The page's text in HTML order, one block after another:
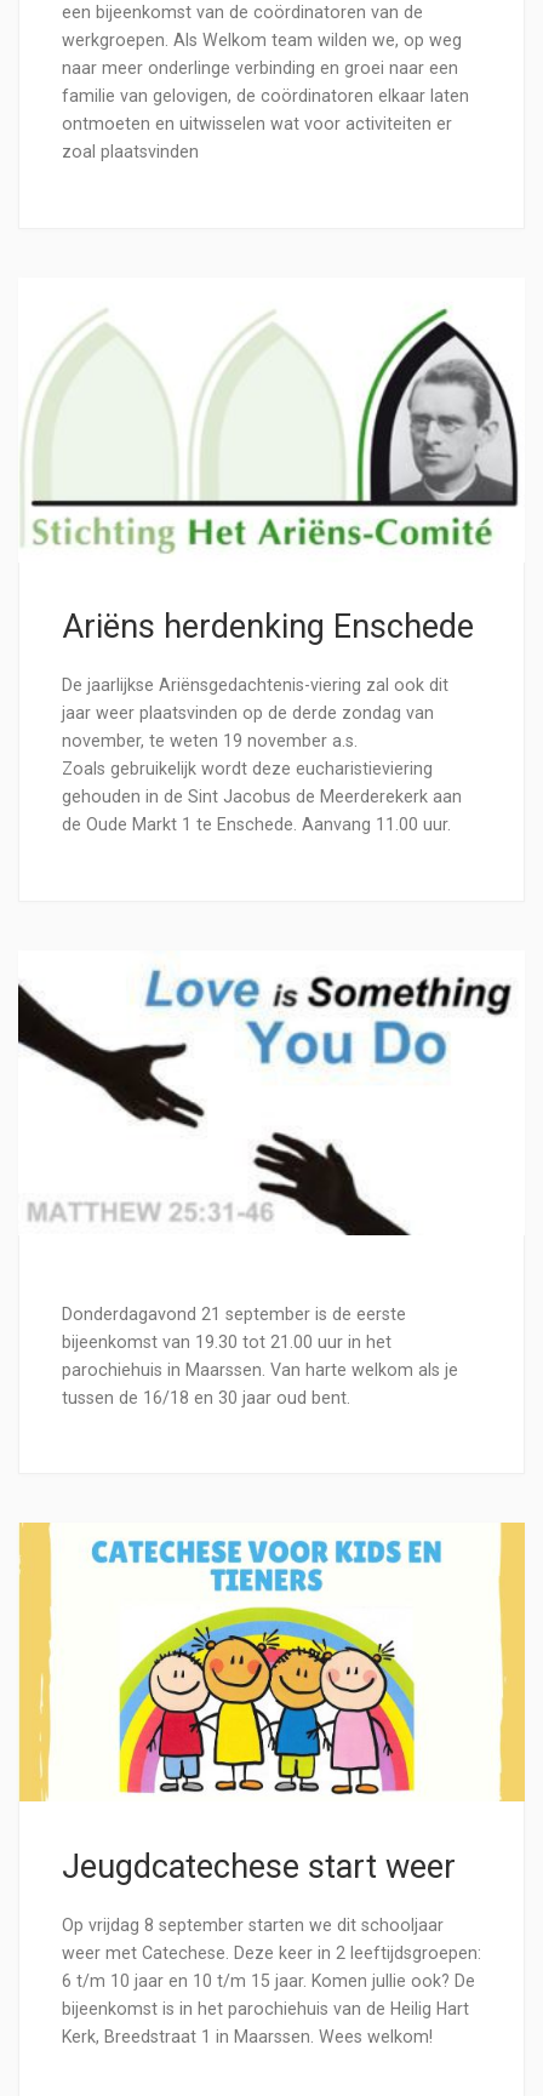
een bijeenkomst van de coördinatoren van de
werkgroepen. Als Welkom team wilden we, op weg
naar meer onderlinge verbinding en groei naar een
familie van gelovigen, de coördinatoren elkaar laten
ontmoeten en uitwisselen wat voor activiteiten er
zoal plaatsvinden
Ariëns herdenking Enschede
De jaarlijkse Ariënsgedachtenis-viering zal ook dit
jaar weer plaatsvinden op de derde zondag van
november, te weten 19 november a.s.
Zoals gebruikelijk wordt deze eucharistieviering
gehouden in de Sint Jacobus de Meerderekerk aan
de Oude Markt 1 te Enschede. Aanvang 11.00 uur.
Donderdagavond 21 september is de eerste
bijeenkomst van 19.30 tot 21.00 uur in het
parochiehuis in Maarssen. Van harte welkom als je
tussen de 16/18 en 30 jaar oud bent.
Jeugdcatechese start weer
Op vrijdag 8 september starten we dit schooljaar
weer met Catechese. Deze keer in 2 leeftijdsgroepen:
6 t/m 10 jaar en 10 t/m 15 jaar. Komen jullie ook? De
bijeenkomst is in het parochiehuis van de Heilig Hart
Kerk, Breedstraat 1 in Maarssen. Wees welkom!